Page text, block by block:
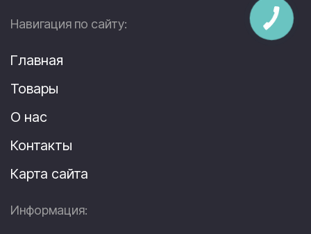
Навигация по сайту:
Главная
Товары
О нас
Контакты
Карта сайта
Информация: